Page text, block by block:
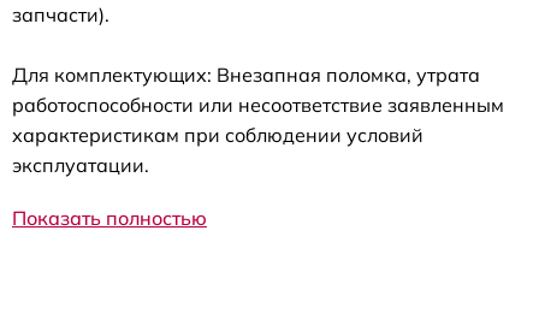
запчасти).
Для комплектующих: Внезапная поломка, утрата
работоспособности или несоответствие заявленным
характеристикам при соблюдении условий
эксплуатации.
Показать полностью